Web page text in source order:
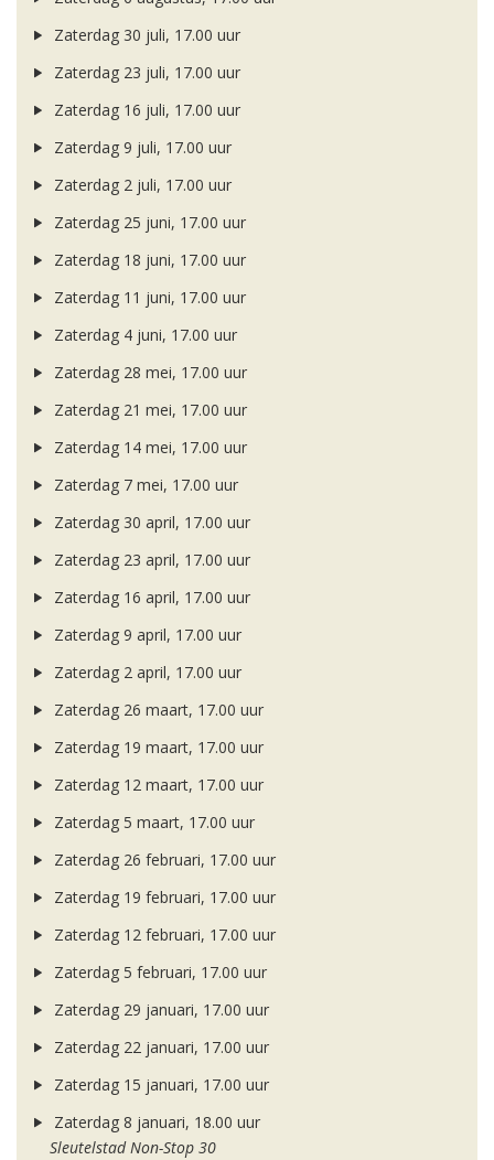
Zaterdag 30 juli, 17.00 uur
Zaterdag 23 juli, 17.00 uur
Zaterdag 16 juli, 17.00 uur
Zaterdag 9 juli, 17.00 uur
Zaterdag 2 juli, 17.00 uur
Zaterdag 25 juni, 17.00 uur
Zaterdag 18 juni, 17.00 uur
Zaterdag 11 juni, 17.00 uur
Zaterdag 4 juni, 17.00 uur
Zaterdag 28 mei, 17.00 uur
Zaterdag 21 mei, 17.00 uur
Zaterdag 14 mei, 17.00 uur
Zaterdag 7 mei, 17.00 uur
Zaterdag 30 april, 17.00 uur
Zaterdag 23 april, 17.00 uur
Zaterdag 16 april, 17.00 uur
Zaterdag 9 april, 17.00 uur
Zaterdag 2 april, 17.00 uur
Zaterdag 26 maart, 17.00 uur
Zaterdag 19 maart, 17.00 uur
Zaterdag 12 maart, 17.00 uur
Zaterdag 5 maart, 17.00 uur
Zaterdag 26 februari, 17.00 uur
Zaterdag 19 februari, 17.00 uur
Zaterdag 12 februari, 17.00 uur
Zaterdag 5 februari, 17.00 uur
Zaterdag 29 januari, 17.00 uur
Zaterdag 22 januari, 17.00 uur
Zaterdag 15 januari, 17.00 uur
Zaterdag 8 januari, 18.00 uur
Sleutelstad Non-Stop 30